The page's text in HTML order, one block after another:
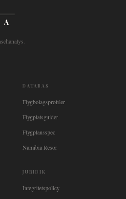
DATABAS
Flygbolagsprofiler
Flygplatsguider
Flygplansspec
Namibia Resor
JURIDIK
Integritetspolicy